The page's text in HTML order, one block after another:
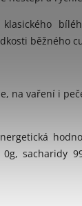
běžného
na vaření i
0g, sacharidy